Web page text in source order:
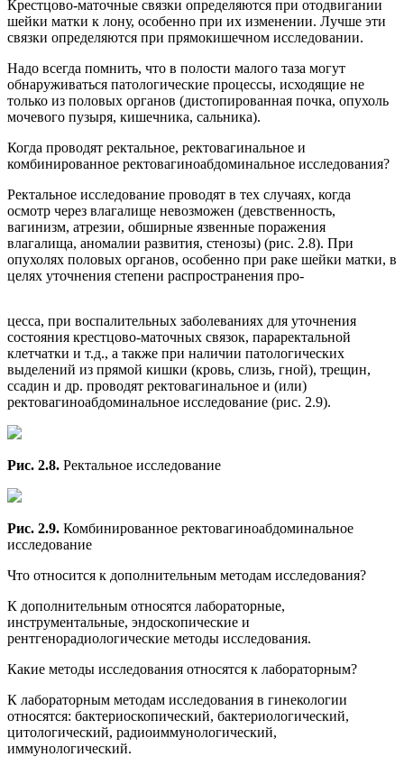
Крестцово-маточные связки определяются при отодвигании
шейки матки к лону, особенно при их изменении. Лучше эти
связки определяются при прямокишечном исследовании.
Надо всегда помнить, что в полости малого таза могут
обнаруживаться патологические процессы, исходящие не
только из половых органов (дистопированная почка, опухоль
мочевого пузыря, кишечника, сальника).
Когда проводят ректальное, ректовагинальное и
комбинированное ректовагиноабдоминальное исследования?
Ректальное исследование проводят в тех случаях, когда
осмотр через влагалище невозможен (девственность,
вагинизм, атрезии, обширные язвенные поражения
влагалища, аномалии развития, стенозы) (рис. 2.8). При
опухолях половых органов, особенно при раке шейки матки, в
целях уточнения степени распространения про-
цесса, при воспалительных заболеваниях для уточнения
состояния крестцово-маточных связок, параректальной
клетчатки и т.д., а также при наличии патологических
выделений из прямой кишки (кровь, слизь, гной), трещин,
ссадин и др. проводят ректовагинальное и (или)
ректовагиноабдоминальное исследование (рис. 2.9).
Рис. 2.8. Ректальное исследование
Рис. 2.9. Комбинированное ректовагиноабдоминальное
исследование
Что относится к дополнительным методам исследования?
К дополнительным относятся лабораторные,
инструментальные, эндоскопические и
рентгенорадиологические методы исследования.
Какие методы исследования относятся к лабораторным?
К лабораторным методам исследования в гинекологии
относятся: бактериоскопический, бактериологический,
цитологический, радиоиммунологический,
иммунологический.